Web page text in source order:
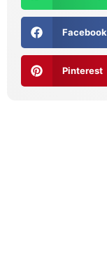
Facebook
Pinterest